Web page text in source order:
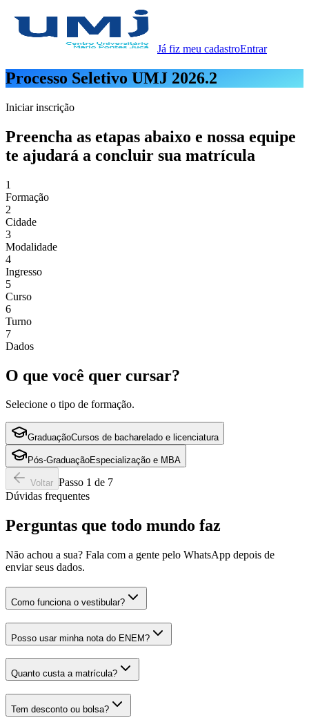
Já fiz meu cadastroEntrar
Processo Seletivo UMJ 2026.2
Iniciar inscrição
Preencha as etapas abaixo e nossa equipe
te ajudará a concluir sua matrícula
1
Formação
2
Cidade
3
Modalidade
4
Ingresso
5
Curso
6
Turno
7
Dados
O que você quer cursar?
Selecione o tipo de formação.
GraduaçãoCursos de bacharelado e licenciatura
Pós-GraduaçãoEspecialização e MBA
Voltar Passo 1 de 7
Dúvidas frequentes
Perguntas que todo mundo faz
Não achou a sua? Fala com a gente pelo WhatsApp depois de
enviar seus dados.
Como funciona o vestibular?
Posso usar minha nota do ENEM?
Quanto custa a matrícula?
Tem desconto ou bolsa?